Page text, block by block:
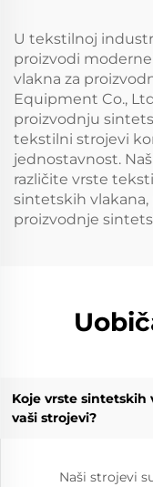
U tekstilnoj
proizvodi
vlakna za
Equipment Co.,
proizvodnju
tekstilni strojevi
jednostavnost.
različite vrste
sintetskih vlakana,
proizvodnje
Koje vrste
vaši strojevi?
Naši strojevi